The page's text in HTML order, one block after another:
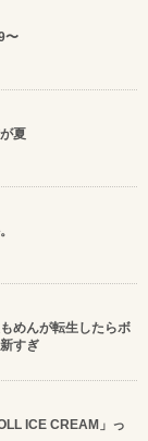
〜
夏
めんが転生したらボ
すぎ
ICE CREAM」っ